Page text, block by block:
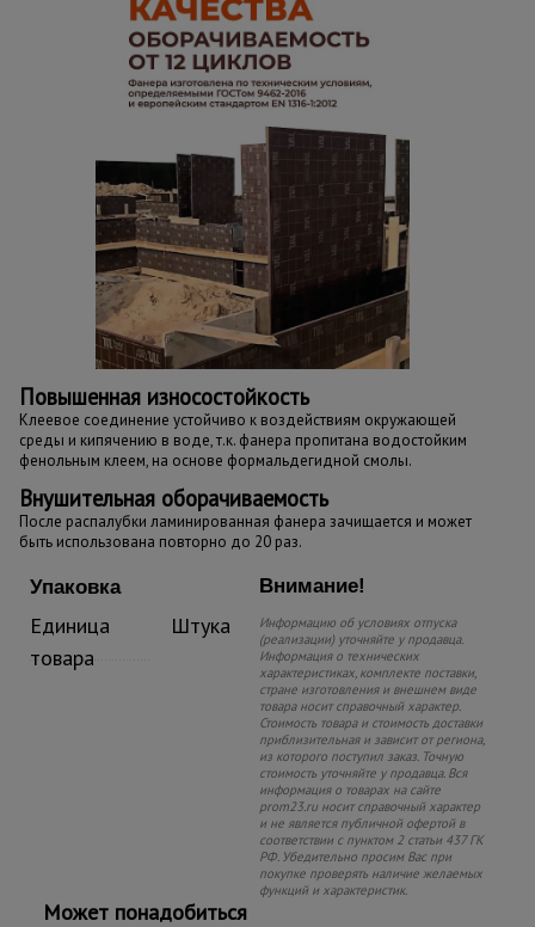
Повышенная износостойкость
Клеевое соединение устойчиво к воздействиям окружающей
среды и кипячению в воде, т.к. фанера пропитана водостойким
фенольным клеем, на основе формальдегидной смолы.
Внушительная оборачиваемость
После распалубки ламинированная фанера зачищается и может
быть использована повторно до 20 раз.
Упаковка
Единица
товара
Штука
Внимание!
Информацию об условиях отпуска
(реализации) уточняйте у продавца.
Информация о технических
характеристиках, комплекте поставки,
стране изготовления и внешнем виде
товара носит справочный характер.
Стоимость товара и стоимость доставки
приблизительная и зависит от региона,
из которого поступил заказ. Точную
стоимость уточняйте у продавца. Вся
информация о товарах на сайте
prom23.ru носит справочный характер
и не является публичной офертой в
соответствии с пунктом 2 статьи 437 ГК
РФ. Убедительно просим Вас при
покупке проверять наличие желаемых
функций и характеристик.
Может понадобиться